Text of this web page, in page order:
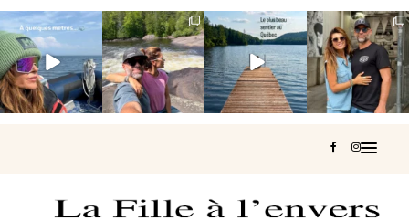
Voir une baleine
en photo, c’est
impressionnant
🐋...
Les Laurentides,
le Québec
version nature.
...
Et si je te disais
qu’il existe un
sentier où tu...
126 37
Montréal, une
très belle
surprise 🇨🇦
442